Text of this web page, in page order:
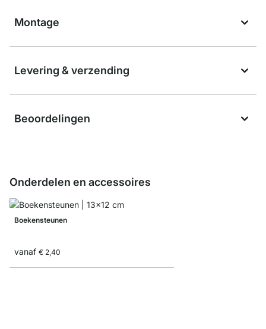
Montage
Levering & verzending
Beoordelingen
Onderdelen en accessoires
Boekensteunen
vanaf € 2,40